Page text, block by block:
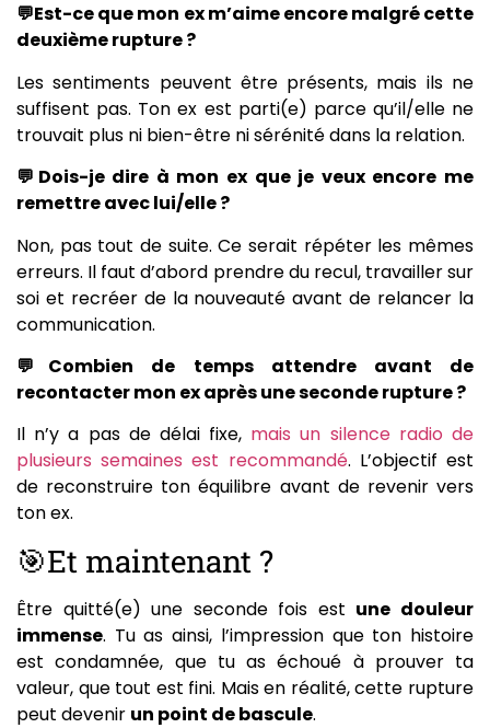
💬Est-ce que mon ex m’aime encore malgré cette
deuxième rupture ?
Les sentiments peuvent être présents, mais ils ne
suffisent pas. Ton ex est parti(e) parce qu’il/elle ne
trouvait plus ni bien-être ni sérénité dans la relation.
💬Dois-je dire à mon ex que je veux encore me
remettre avec lui/elle ?
Non, pas tout de suite. Ce serait répéter les mêmes
erreurs. Il faut d’abord prendre du recul, travailler sur
soi et recréer de la nouveauté avant de relancer la
communication.
💬Combien de temps attendre avant de
recontacter mon ex après une seconde rupture ?
Il n’y a pas de délai fixe, mais un silence radio de
plusieurs semaines est recommandé. L’objectif est
de reconstruire ton équilibre avant de revenir vers
ton ex.
🎯Et maintenant ?
Être quitté(e) une seconde fois est une douleur
immense. Tu as ainsi, l’impression que ton histoire
est condamnée, que tu as échoué à prouver ta
valeur, que tout est fini. Mais en réalité, cette rupture
peut devenir un point de bascule.